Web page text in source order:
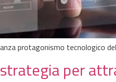
protagonismo tecnologico
per